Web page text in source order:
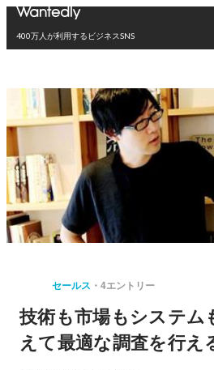
400万人が利用するビジネスSNS
セールス 4エントリー
技術も市場もシステム
えて最適な調査を行え